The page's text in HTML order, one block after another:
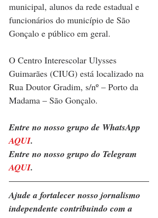
municipal, alunos da rede estadual e
funcionários do município de São
Gonçalo e público em geral.
O Centro Interescolar Ulysses
Guimarães (CIUG) está localizado na
Rua Doutor Gradim, s/nº – Porto da
Madama – São Gonçalo.
Entre no nosso grupo de WhatsApp
AQUI.
Entre no nosso grupo do Telegram
AQUI.
Ajude a fortalecer nosso jornalismo
independente contribuindo com a